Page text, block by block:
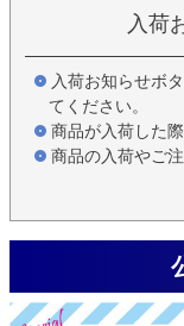
入荷
入荷お知らせボ
てください。
商品が入荷した
商品の入荷やご